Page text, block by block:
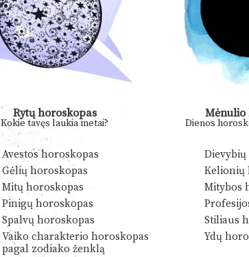
Rytų horoskopas
Kokie tavęs laukia metai?
Mėnulio
Dienos
Avestos horoskopas
Gėlių horoskopas Kelionių
Mitų horoskopas Mitybos
Pinigų horoskopas
Spalvų horoskopas Stiliaus
Vaiko charakterio horoskopas
pagal zodiako ženklą
Ydų